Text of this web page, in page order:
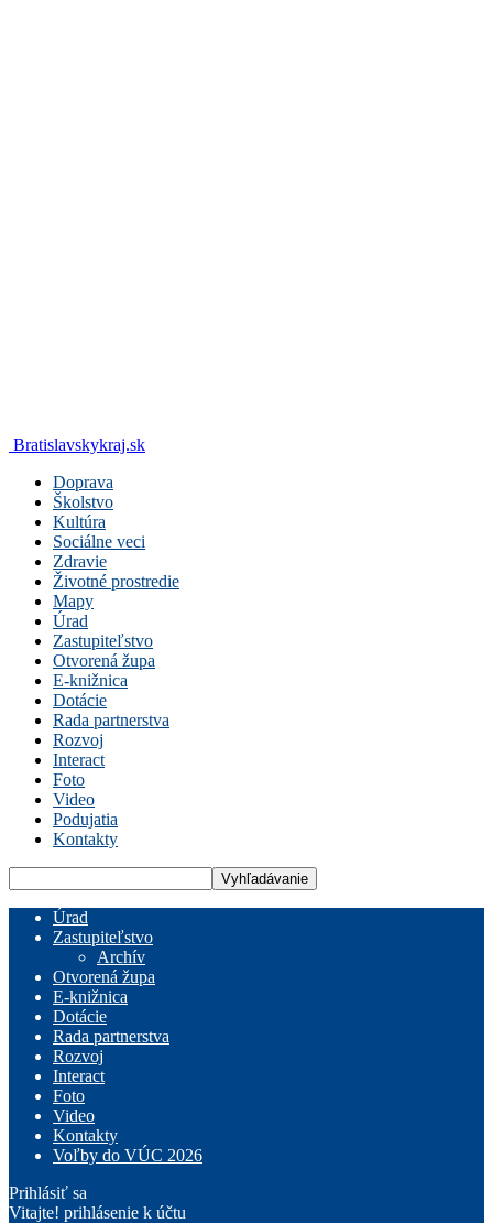
Bratislavskykraj.sk
Doprava
Školstvo
Kultúra
Sociálne veci
Zdravie
Životné prostredie
Mapy
Úrad
Zastupiteľstvo
Otvorená župa
E-knižnica
Dotácie
Rada partnerstva
Rozvoj
Interact
Foto
Video
Podujatia
Kontakty
Úrad
Zastupiteľstvo
Archív
Otvorená župa
E-knižnica
Dotácie
Rada partnerstva
Rozvoj
Interact
Foto
Video
Kontakty
Voľby do VÚC 2026
Prihlásiť sa
Vitajte! prihlásenie k účtu